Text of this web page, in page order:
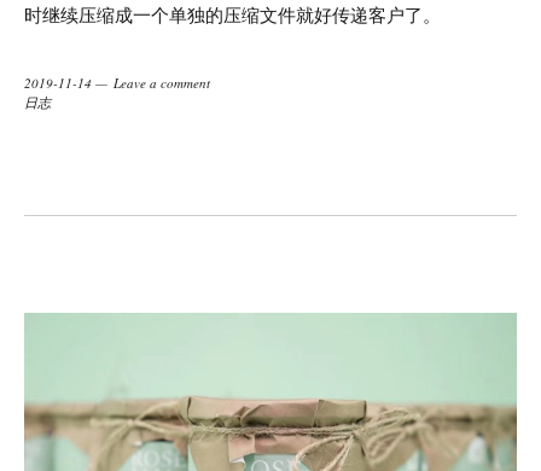
时继续压缩成一个单独的压缩文件就好传递客户了。
2019-11-14
Leave a comment
日志